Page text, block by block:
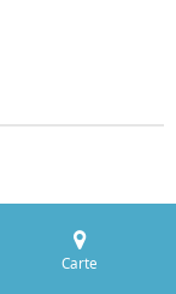
Carte